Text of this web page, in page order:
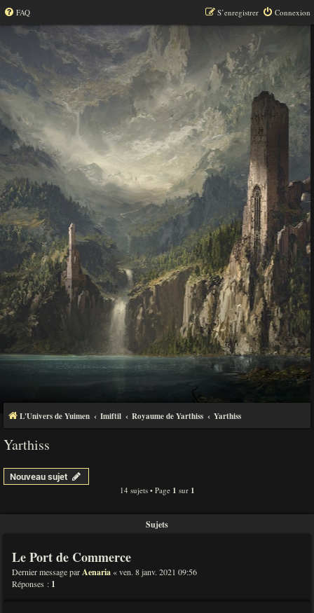
FAQ Connexion
S’enregistrer
L'Univers de Yuimen Imiftil Royaume de Yarthiss Yarthiss
Yarthiss
Nouveau sujet
14 sujets • Page 1 sur 1
Sujets
Le Port de Commerce
Dernier message parAenaria «ven. 8 janv. 2021 09:56
Réponses : 1